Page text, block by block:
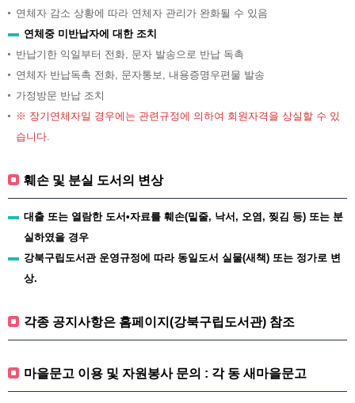
연체자 감소 상황에 따라 연체자 관리가 완화될 수 있음
연체중 미반납자에 대한 조치
반납기한 익일부터 전화, 문자 발송으로 반납 독촉
연체자 반납독촉 전화, 문자통보, 내용증명우편물 발송
가정방문 반납 조치
※ 장기연체자일 경우에는 관련규정에 의하여 회원자격을 상실할 수 있
습니다.
훼손 및 분실 도서의 변상
대출 또는 열람한 도서•자료를 훼손(밑줄, 낙서, 오염, 찢김 등) 또는 분
실하였을 경우
강북구립도서관 운영규정에 따라 동일도서 실물(새책) 또는 정가로 변
상.
각종 공지사항은 홈페이지(강북구립도서관) 참조
마을문고 이용 및 자원봉사 문의 : 각 동 새마을문고